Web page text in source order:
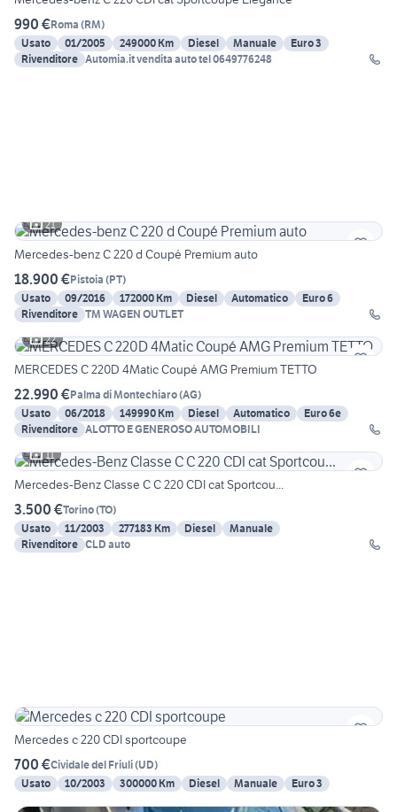
990 €Roma (RM)
Usato
01/2005 249000 Km Diesel Manuale
Euro 3
Rivenditore Automia.it vendita auto tel 0649776248
21
Mercedes-benz C 220 d Coupé Premium auto
18.900 €Pistoia (PT)
Usato
09/2016 172000 Km Diesel Automatico
Euro 6
Rivenditore TM WAGEN OUTLET
22
MERCEDES C 220D 4Matic Coupé AMG Premium TETTO
22.990 €Palma di Montechiaro(AG)
Usato
06/2018 149990 Km Diesel Automatico
Euro 6e
Rivenditore ALOTTO E GENEROSO AUTOMOBILI
11
Mercedes-Benz Classe C C 220 CDI cat Sportcou...
3.500 €Torino(TO)
Usato
11/2003 277183 Km Diesel
Manuale
Rivenditore CLD auto
Mercedes c 220 CDI sportcoupe
700 €Cividale del Friuli(UD)
Usato
10/2003 300000 Km Diesel Manuale Euro 3